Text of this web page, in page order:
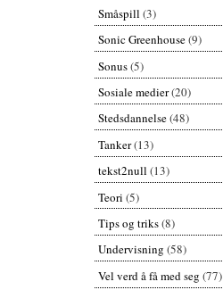
Småspill (3)
Sonic Greenhouse(9)
Sonus(5)
Sosiale medier(20)
Stedsdannelse(48)
Tanker(13)
tekst2null (13)
Teori (5)
Tips og triks(8)
Undervisning (58)
Vel verd å få med seg (77)